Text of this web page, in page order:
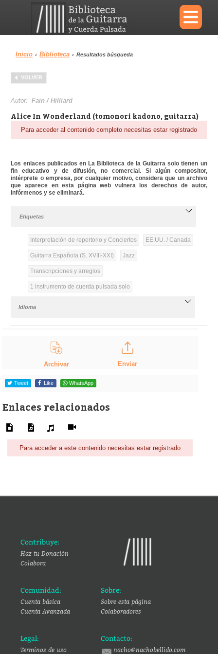
×
Menu
Biblioteca
Inicio › Biblioteca › Resultados búsqueda
VOLVER
Autor:Fain / Hilliard
Alice In Wonderland (tomonori kadono, guitarra)
Para acceder al contenido completo necesitas estar registrado
Los enlaces publicados en La Biblioteca de la Guitarra solo tienen un
fin educativo y de difusión, no comercial. Si algún compositor,
intérprete o empresa, por cualquier motivo, considera que un archivo
que aparece en esta página web vulnera los derechos de autor,
infórmenos y se eliminará.
Etiquetas
Interpretación de repertorio y Conciertos EE.UU. / Canada
Guitarra Española (S. XVIII-XXI) Jazz
Transcripciones y arreglos
1 instrumento de cuerda pulsada solo
Idioma
Archivar Enviar
Tweet Like WhatsApp
Enlaces relacionados
Para acceder a este contenido necesitas estar registrado
Contribuye:
Haz tu Donación
Colabora
Comunidad:
Cuenta básica
Cuenta Avanzada
Sobre:
Sobre esta página
Colaboradores
Legal:
Terminos de uso
Contacto:
nacho@nachobellido.com